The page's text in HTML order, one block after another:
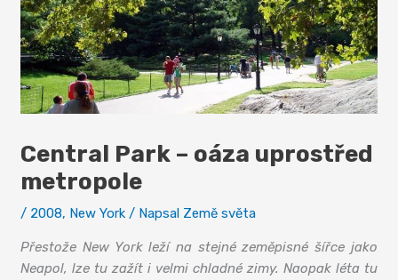
Central Park – oáza uprostřed
metropole
/ 2008, New York / Napsal Země světa
Přestože New York leží na stejné zeměpisné šířce jako
Neapol, lze tu zažít i velmi chladné zimy. Naopak léta tu